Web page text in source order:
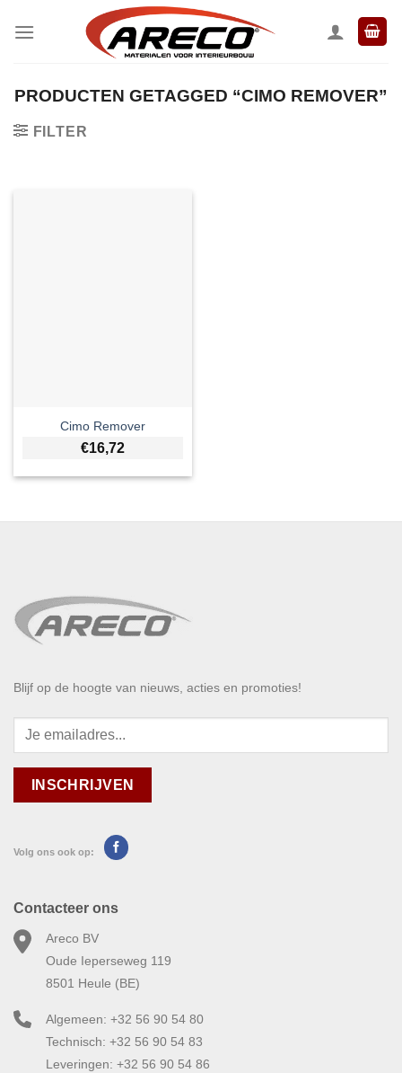
naar
PRODUCTEN GETAGGED “CIMO REMOVER”
FILTER
Cimo Remover
€16,72
Blijf op de hoogte van nieuws, acties en promoties!
Volg ons ook op:
Contacteer ons
Areco BV
Oude Ieperseweg 119
8501 Heule (BE)
Algemeen: +32 56 90 54 80
Technisch: +32 56 90 54 83
Leveringen: +32 56 90 54 86